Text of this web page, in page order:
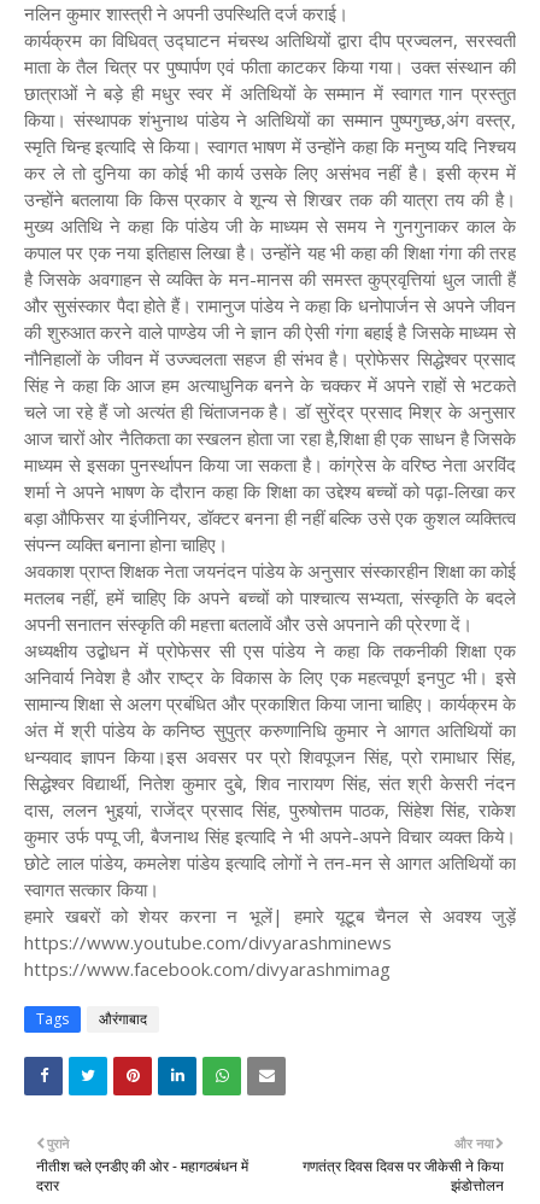
नलिन कुमार शास्त्री ने अपनी उपस्थिति दर्ज कराई।
कार्यक्रम का विधिवत् उद्घाटन मंचस्थ अतिथियों द्वारा दीप प्रज्वलन, सरस्वती
माता के तैल चित्र पर पुष्पार्पण एवं फीता काटकर किया गया। उक्त संस्थान की
छात्राओं ने बड़े ही मधुर स्वर में अतिथियों के सम्मान में स्वागत गान प्रस्तुत
किया। संस्थापक शंभुनाथ पांडेय ने अतिथियों का सम्मान पुष्पगुच्छ,अंग वस्त्र,
स्मृति चिन्ह इत्यादि से किया। स्वागत भाषण में उन्होंने कहा कि मनुष्य यदि निश्चय
कर ले तो दुनिया का कोई भी कार्य उसके लिए असंभव नहीं है। इसी क्रम में
उन्होंने बतलाया कि किस प्रकार वे शून्य से शिखर तक की यात्रा तय की है।
मुख्य अतिथि ने कहा कि पांडेय जी के माध्यम से समय ने गुनगुनाकर काल के
कपाल पर एक नया इतिहास लिखा है। उन्होंने यह भी कहा की शिक्षा गंगा की तरह
है जिसके अवगाहन से व्यक्ति के मन-मानस की समस्त कुप्रवृत्तियां धुल जाती हैं
और सुसंस्कार पैदा होते हैं। रामानुज पांडेय ने कहा कि धनोपार्जन से अपने जीवन
की शुरुआत करने वाले पाण्डेय जी ने ज्ञान की ऐसी गंगा बहाई है जिसके माध्यम से
नौनिहालों के जीवन में उज्ज्वलता सहज ही संभव है। प्रोफेसर सिद्धेश्वर प्रसाद
सिंह ने कहा कि आज हम अत्याधुनिक बनने के चक्कर में अपने राहों से भटकते
चले जा रहे हैं जो अत्यंत ही चिंताजनक है। डॉ सुरेंद्र प्रसाद मिश्र के अनुसार
आज चारों ओर नैतिकता का स्खलन होता जा रहा है,शिक्षा ही एक साधन है जिसके
माध्यम से इसका पुनर्स्थापन किया जा सकता है। कांग्रेस के वरिष्ठ नेता अरविंद
शर्मा ने अपने भाषण के दौरान कहा कि शिक्षा का उद्देश्य बच्चों को पढ़ा-लिखा कर
बड़ा औफिसर या इंजीनियर, डॉक्टर बनना ही नहीं बल्कि उसे एक कुशल व्यक्तित्व
संपन्न व्यक्ति बनाना होना चाहिए।
अवकाश प्राप्त शिक्षक नेता जयनंदन पांडेय के अनुसार संस्कारहीन शिक्षा का कोई
मतलब नहीं, हमें चाहिए कि अपने बच्चों को पाश्चात्य सभ्यता, संस्कृति के बदले
अपनी सनातन संस्कृति की महत्ता बतलावें और उसे अपनाने की प्रेरणा दें।
अध्यक्षीय उद्बोधन में प्रोफेसर सी एस पांडेय ने कहा कि तकनीकी शिक्षा एक
अनिवार्य निवेश है और राष्ट्र के विकास के लिए एक महत्वपूर्ण इनपुट भी। इसे
सामान्य शिक्षा से अलग प्रबंधित और प्रकाशित किया जाना चाहिए। कार्यक्रम के
अंत में श्री पांडेय के कनिष्ठ सुपुत्र करुणानिधि कुमार ने आगत अतिथियों का
धन्यवाद ज्ञापन किया।इस अवसर पर प्रो शिवपूजन सिंह, प्रो रामाधार सिंह,
सिद्धेश्वर विद्यार्थी, नितेश कुमार दुबे, शिव नारायण सिंह, संत श्री केसरी नंदन
दास, ललन भुइयां, राजेंद्र प्रसाद सिंह, पुरुषोत्तम पाठक, सिंहेश सिंह, राकेश
कुमार उर्फ पप्पू जी, बैजनाथ सिंह इत्यादि ने भी अपने-अपने विचार व्यक्त किये।
छोटे लाल पांडेय, कमलेश पांडेय इत्यादि लोगों ने तन-मन से आगत अतिथियों का
स्वागत सत्कार किया।
हमारे खबरों को शेयर करना न भूलें| हमारे यूटूब चैनल से अवश्य जुड़ें
https://www.youtube.com/divyarashminews
https://www.facebook.com/divyarashmimag
Tags औरंगाबाद
और नया
गणतंत्र दिवस दिवस पर जीकेसी ने किया
झंडोत्तोलन
पुराने
नीतीश चले एनडीए की ओर - महागठबंधन में
दरार